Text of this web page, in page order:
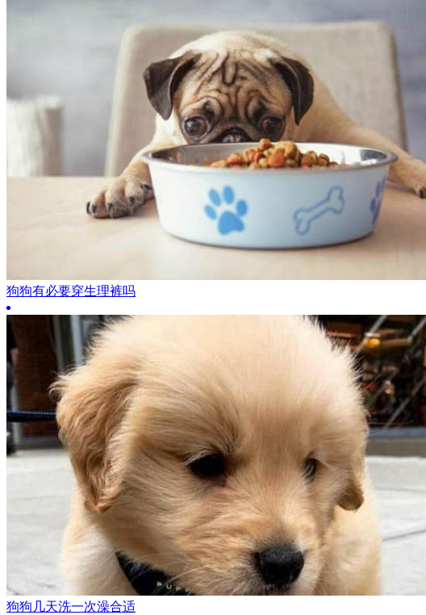
狗狗有必要穿生理裤吗
狗狗几天洗一次澡合适